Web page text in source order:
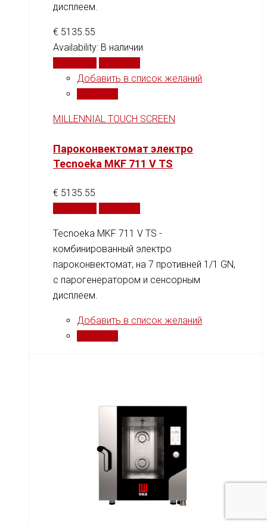
дисплеем.
€ 5135.55
Availability: В наличии
Добавить в список желаний
MILLENNIAL TOUCH SCREEN
Пароконвектомат электро
Tecnoeka MKF 711 V TS
€ 5135.55
Tecnoeka MKF 711 V TS -
комбинированный электро
пароконвектомат, на 7 противней 1/1 GN,
c парогенератором и сенсорным
дисплеем.
Добавить в список желаний